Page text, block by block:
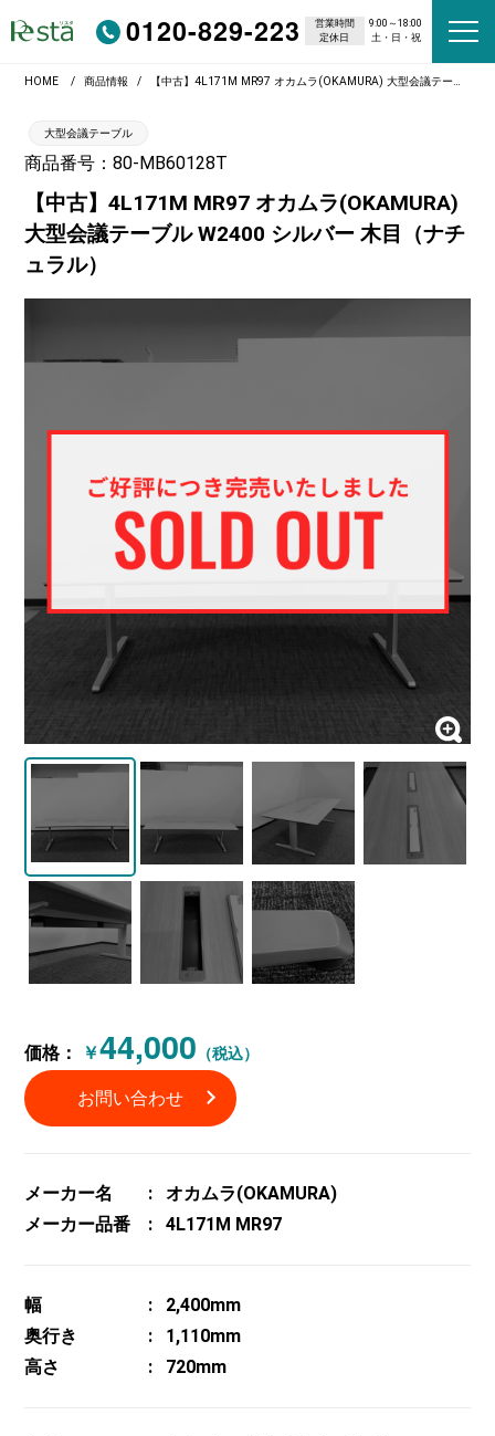
0120-829-223 営業時間
9:00～18:00
定休日
土・日・祝
HOME 商品情報 【中古】4L171M MR97 オカムラ(OKAMURA) 大型会議テーブル W2400 シルバー 木目（ナチュラル）
大型会議テーブル
商品番号：80-MB60128T
【中古】4L171M MR97 オカムラ(OKAMURA)
大型会議テーブル W2400 シルバー 木目（ナチ
ュラル）
価格： ￥44,000 （税込）
お問い合わせ
メーカー名
オカムラ(OKAMURA)
メーカー品番
4L171M MR97
幅
2,400mm
奥行き
1,110mm
高さ
720mm